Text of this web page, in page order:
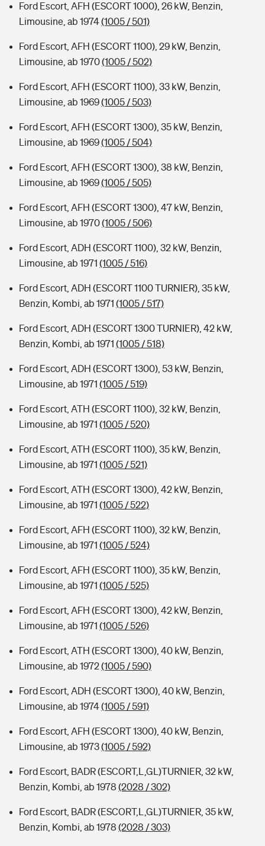
Ford Escort, AFH (ESCORT 1000), 26 kW, Benzin,
Limousine, ab 1974(1005 / 501)
Ford Escort, AFH (ESCORT 1100), 29 kW, Benzin,
Limousine, ab 1970(1005 / 502)
Ford Escort, AFH (ESCORT 1100), 33 kW, Benzin,
Limousine, ab 1969(1005 / 503)
Ford Escort, AFH (ESCORT 1300), 35 kW, Benzin,
Limousine, ab 1969(1005 / 504)
Ford Escort, AFH (ESCORT 1300), 38 kW, Benzin,
Limousine, ab 1969(1005 / 505)
Ford Escort, AFH (ESCORT 1300), 47 kW, Benzin,
Limousine, ab 1970(1005 / 506)
Ford Escort, ADH (ESCORT 1100), 32 kW, Benzin,
Limousine, ab 1971 (1005 / 516)
Ford Escort, ADH (ESCORT 1100 TURNIER), 35 kW,
Benzin, Kombi, ab 1971 (1005 / 517)
Ford Escort, ADH (ESCORT 1300 TURNIER), 42 kW,
Benzin, Kombi, ab 1971 (1005 / 518)
Ford Escort, ADH (ESCORT 1300), 53 kW, Benzin,
Limousine, ab 1971 (1005 / 519)
Ford Escort, ATH (ESCORT 1100), 32 kW, Benzin,
Limousine, ab 1971 (1005 / 520)
Ford Escort, ATH (ESCORT 1100), 35 kW, Benzin,
Limousine, ab 1971 (1005 / 521)
Ford Escort, ATH (ESCORT 1300), 42 kW, Benzin,
Limousine, ab 1971 (1005 / 522)
Ford Escort, AFH (ESCORT 1100), 32 kW, Benzin,
Limousine, ab 1971 (1005 / 524)
Ford Escort, AFH (ESCORT 1100), 35 kW, Benzin,
Limousine, ab 1971 (1005 / 525)
Ford Escort, AFH (ESCORT 1300), 42 kW, Benzin,
Limousine, ab 1971 (1005 / 526)
Ford Escort, ATH (ESCORT 1300), 40 kW, Benzin,
Limousine, ab 1972(1005 / 590)
Ford Escort, ADH (ESCORT 1300), 40 kW, Benzin,
Limousine, ab 1974(1005 / 591)
Ford Escort, AFH (ESCORT 1300), 40 kW, Benzin,
Limousine, ab 1973(1005 / 592)
Ford Escort, BADR (ESCORT,L,GL)TURNIER, 32 kW,
Benzin, Kombi, ab 1978 (2028 / 302)
Ford Escort, BADR (ESCORT,L,GL)TURNIER, 35 kW,
Benzin, Kombi, ab 1978 (2028 / 303)